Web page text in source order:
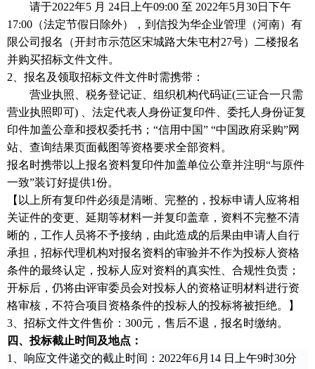
请于2022年5 月 24日上午09:00 至 2022年5月 30日下午
17:00（法定节假日除外），到信投为华企业管理（河南）有
限公司报名（开封市示范区宋城路大朱屯村27号）二楼报名
并购买招标文件文件。
2、报名及领取招标文件文件时需携带：
营业执照、税务登记证、组织机构代码证(三证合一只需
营业执照即可) 、法定代表人身份证复印件、委托人身份证复
印件加盖公章和授权委托书；“信用中国” “中国政府采购”网
站、查询结果页面截图等资格要求全部资料。
报名时携带以上报名资料复印件加盖单位公章并注明“与原件
一致”装订好提供1份。
【以上所有复印件必须是清晰、完整的，投标申请人应将相
关证件的变更、延期等材料一并复印盖章，资料不完整不清
晰的，工作人员将不予接纳，由此造成的后果由申请人自行
承担，招标代理机构对报名资料的审验并不作为投标人资格
条件的最终认定，投标人应对资料的真实性、合规性负责；
开标后，仍将由评审委员会对投标人的资格证明材料进行资
格审核，不符合项目资格条件的投标人的投标将被拒绝。】
3、 招标文件文件售价： 300元，售后不退，报名时缴纳。
四、投标截止时间及地点 ：
1、响应文件递交的截止时间： 2022年6月 14 日 上午9时30分